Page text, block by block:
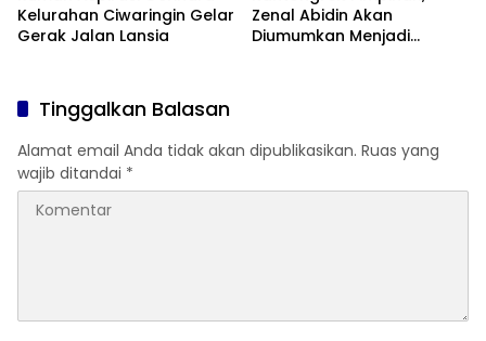
Kelurahan Ciwaringin Gelar
Gerak Jalan Lansia
Zenal Abidin Akan
Diumumkan Menjadi
Tinggalkan Balasan
Alamat email Anda tidak akan dipublikasikan. Ruas yang
wajib ditandai *